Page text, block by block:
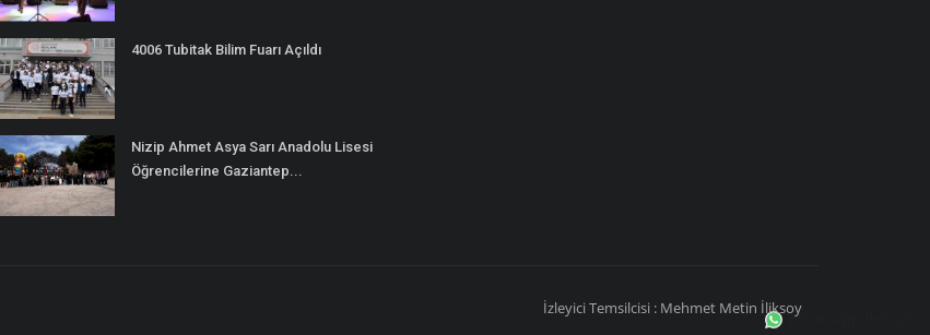
Whatsapp iletişim
4006 Tubitak Bilim Fuarı Açıldı
Nizip Ahmet Asya Sarı Anadolu Lisesi
Öğrencilerine Gaziantep...
İzleyici Temsilcisi : Mehmet Metin İliksoy